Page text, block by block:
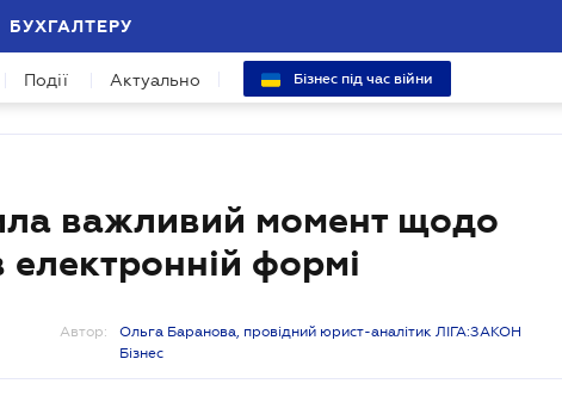
БУХГАЛТЕРУ
Події Актуально Бізнес під час війни
важливий момент щодо
формі
Автор:
Ольга Баранова, провідний юрист-аналітик ЛІГА:ЗАКОН
Бізнес